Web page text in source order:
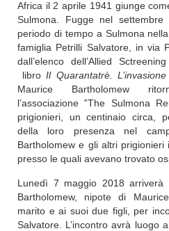
Africa il 2 aprile 1941 giunge
Sulmona. Fugge nel
periodo di tempo a Sulmona
famiglia Petrilli Salvatore, in via
dall’elenco dell’Allied
libroIl Quarantatrè.
Maurice Bartholomew
l’associazione ‟The Sulmona
prigionieri, un centinaio circa,
della loro presenza nel
Bartholomew e gli altri
presso le quali avevano trovato
Lunedì 7 maggio 2018 arriverà
Bartholomew, nipote di
marito e ai suoi due figli, per
Salvatore. L’incontro avrà luogo